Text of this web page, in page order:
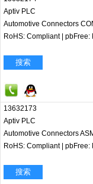
Aptiv PLC
Automotive Connectors
RoHS: Compliant pbFree:
搜索
13632173
Aptiv PLC
Automotive Connectors
RoHS: Compliant pbFree:
搜索